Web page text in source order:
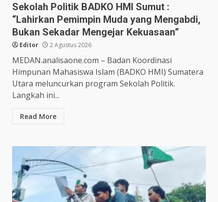
Sekolah Politik BADKO HMI Sumut :
“Lahirkan Pemimpin Muda yang Mengabdi,
Bukan Sekadar Mengejar Kekuasaan”
Editor 2 Agustus 2026
MEDAN.analisaone.com – Badan Koordinasi
Himpunan Mahasiswa Islam (BADKO HMI) Sumatera
Utara meluncurkan program Sekolah Politik.
Langkah ini...
Read More